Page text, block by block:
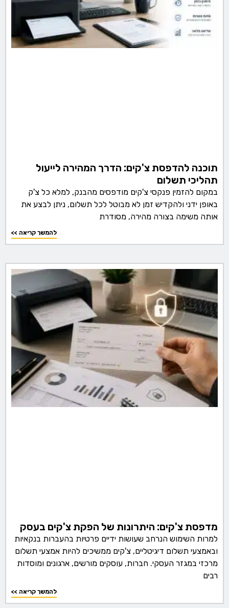
תוכנה להדפסת צ'קים: הדרך המהירה לייעול
תהליכי תשלום
במקום להזמין פנקסי צ'קים מודפסים מהבנק, למלא כל צ'ק
באופן ידני ולהקדיש זמן לא מבוטל לכל תשלום, ניתן לבצע את
אותה משימה בצורה מהירה, מסודרת
<< להמשך קריאה
מדפסת צ'קים: היתרונות של הפקת צ'קים בעסק
למרות השימוש הנרחב שעושות ידיים פרטיות בהעברות בנקאיות
ובאמצעי תשלום דיגיטליים, צ'קים ממשיכים להיות אמצעי תשלום
מרכזי במגזר העסקי. חברות, עוסקים מורשים, ארגונים ומוסדות
רבים
<< להמשך קריאה